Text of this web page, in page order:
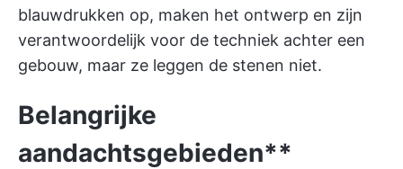
blauwdrukken op, maken het ontwerp en zijn
verantwoordelijk voor de techniek achter een
gebouw, maar ze leggen de stenen niet.
Belangrijke
aandachtsgebieden**